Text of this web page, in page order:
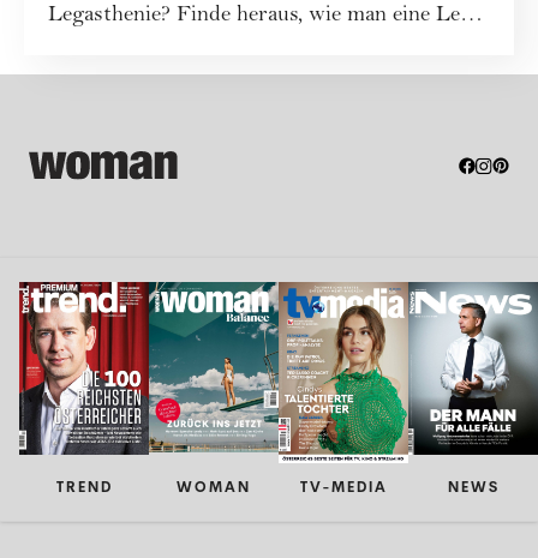
Legasthenie? Finde heraus, wie man eine Lese-
TREND WOMAN TV-MEDIA NEWS